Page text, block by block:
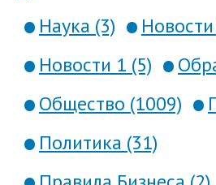
Наука (3)
Новости 1 (5)
Общество (1009)
Политика (31)